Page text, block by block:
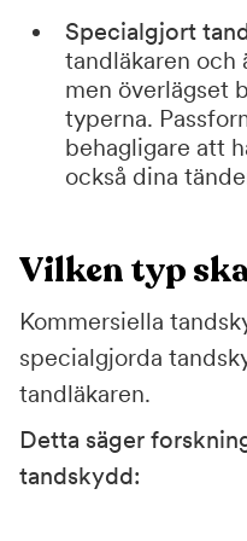
Specialgjort
tandläkaren och
men överlägset
typerna.
behagligare att
också dina
Vilken typ
Kommersiella
specialgjorda
tandläkaren.
Detta säger
tandskydd: